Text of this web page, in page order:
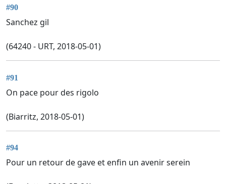
#90
Sanchez gil
(64240 - URT, 2018-05-01)
#91
On pace pour des rigolo
(Biarritz, 2018-05-01)
#94
Pour un retour de gave et enfin un avenir serein